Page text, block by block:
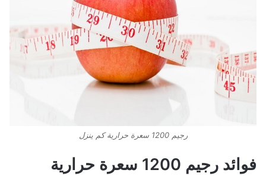
رجيم 1200 سعرة حرارية كم ينزل
فوائد رجيم 1200 سعرة حرارية